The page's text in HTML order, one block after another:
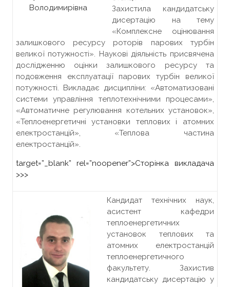
Володимирівна
Захистила кандидатську
дисертацію на тему
«Комплексне оцінювання
залишкового ресурсу роторів парових турбін
великої потужності». Наукові діяльність присвячена
дослідженню оцінки залишкового ресурсу та
подовження експлуатації парових турбін великої
потужності. Викладає дисципліни: «Автоматизовані
системи управління теплотехнічними процесами»,
«Автоматичне регулювання котельних установок»,
«Теплоенергетичні установки теплових і атомних
електростанцій», «Теплова частина
електростанцій».
target=”_blank” rel=”noopener”>Сторінка викладача
>>>
Кандидат технічних наук,
асистент кафедри
теплоенергетичних
установок теплових та
атомних електростанцій
теплоенергетичного
факультету. Захистив
кандидатську дисертацію у